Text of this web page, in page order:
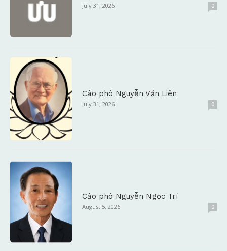
July 31, 2026 0
Cáo phó Nguyễn Văn Liên
July 31, 2026 0
Cáo phó Nguyễn Ngọc Trí
August 5, 2026 0